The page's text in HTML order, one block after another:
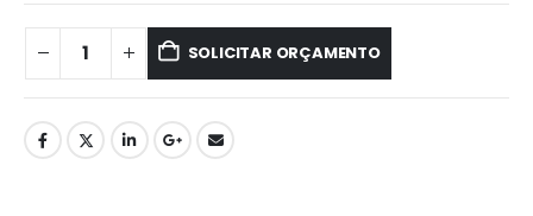
SOLICITAR ORÇAMENTO